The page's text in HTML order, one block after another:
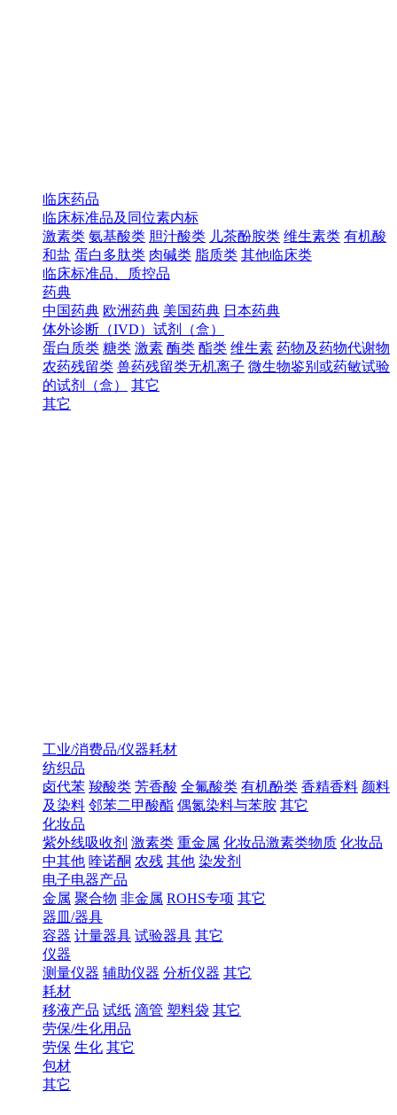
临床药品
临床标准品及同位素内标
激素类 氨基酸类 胆汁酸类 儿茶酚胺类 维生素类 有机酸
和盐 蛋白多肽类 肉碱类 脂质类 其他临床类
临床标准品、质控品
药典
中国药典 欧洲药典 美国药典 日本药典
体外诊断（IVD）试剂（盒）
蛋白质类 糖类 激素 酶类 酯类 维生素 药物及药物代谢物
农药残留类 兽药残留类无机离子 微生物鉴别或药敏试验
的试剂（盒）
其它
其它
工业/消费品/仪器耗材
纺织品
卤代苯 羧酸类 芳香酸 全氟酸类 有机酚类 香精香料 颜料
及染料 邻苯二甲酸酯 偶氮染料与苯胺 其它
化妆品
紫外线吸收剂 激素类 重金属 化妆品激素类物质 化妆品
中其他 喹诺酮 农残 其他 染发剂
电子电器产品
金属 聚合物 非金属 ROHS专项 其它
器皿/器具
容器 计量器具 试验器具 其它
仪器
测量仪器 辅助仪器 分析仪器 其它
耗材
移液产品 试纸 滴管 塑料袋 其它
劳保/生化用品
劳保 生化 其它
包材
其它